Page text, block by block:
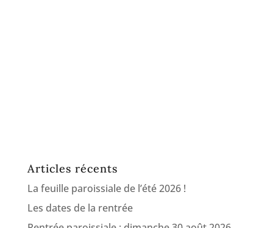
Articles récents
La feuille paroissiale de l’été 2026 !
Les dates de la rentrée